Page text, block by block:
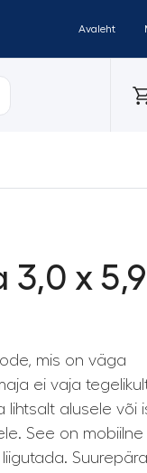
Avaleht
x
mis on väga
ei vaja
alusele või
See on